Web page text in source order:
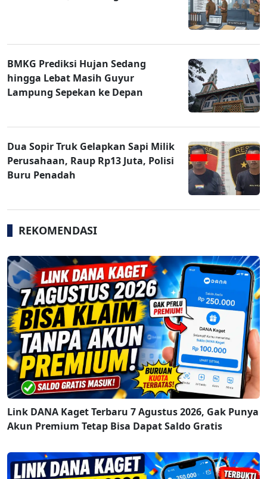
BMKG Prediksi Hujan Sedang
hingga Lebat Masih Guyur
Lampung Sepekan ke Depan
Dua Sopir Truk Gelapkan Sapi Milik
Perusahaan, Raup Rp13 Juta, Polisi
Buru Penadah
REKOMENDASI
Link DANA Kaget Terbaru 7 Agustus 2026, Gak Punya
Akun Premium Tetap Bisa Dapat Saldo Gratis